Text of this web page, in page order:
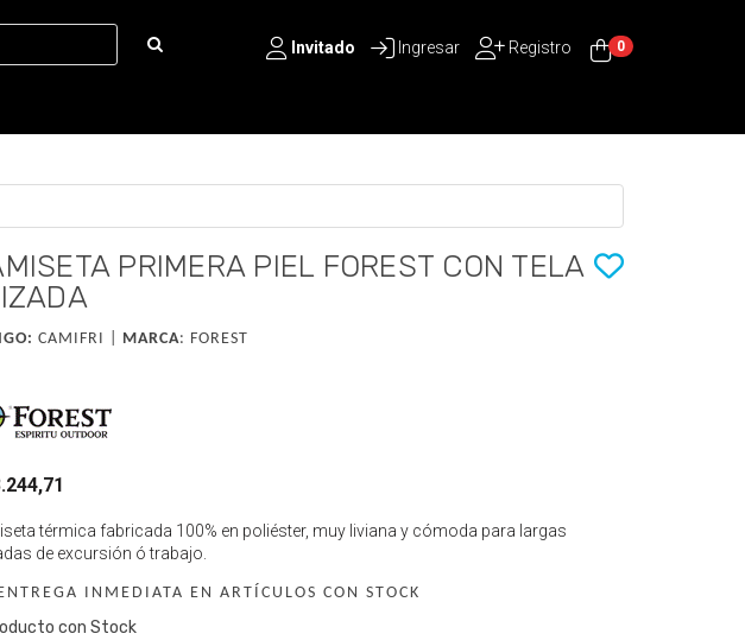
Invitado Ingresar Registro 0
PRIMERA PIEL FOREST CON TELA
CAMIFRI | MARCA: FOREST
térmica fabricada 100% en poliéster, muy liviana y cómoda para largas
de excursión ó trabajo.
INMEDIATA EN ARTÍCULOS CON STOCK
con Stock